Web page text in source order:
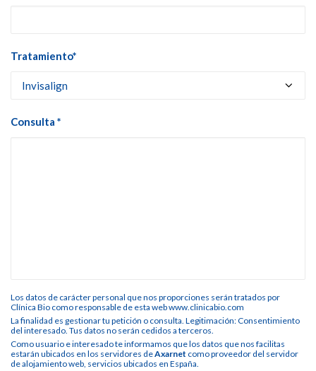
Tratamiento*
Consulta *
Los datos de carácter personal que nos proporciones serán tratados por
Clínica Bio como responsable de esta web www.clinicabio.com
La finalidad es gestionar tu petición o consulta. Legitimación: Consentimiento
del interesado. Tus datos no serán cedidos a terceros.
Como usuario e interesado te informamos que los datos que nos facilitas
estarán ubicados en los servidores deAxarnet como proveedor del servidor
de alojamiento web, servicios ubicados en España.